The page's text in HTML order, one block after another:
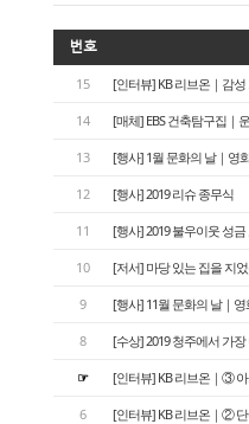
번호
15 [인터뷰] KB 리브온｜감
14 [매체] EBS 건축탐구집｜
13 [행사] 1월 문화의 날｜영
12 [행사] 2019 리슈 종무식
11 [행사] 2019 불우이웃 성금
10 [저서] 마당 있는 집을 지
9 [행사] 11월 문화의 날｜
8 [수상] 2019 청주에서 가
☞ [인터뷰] KB 리브온｜③
6 [인터뷰] KB 리브온｜②